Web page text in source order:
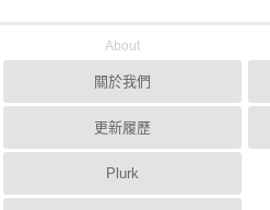
About
關於我們
更新履歷
Plurk